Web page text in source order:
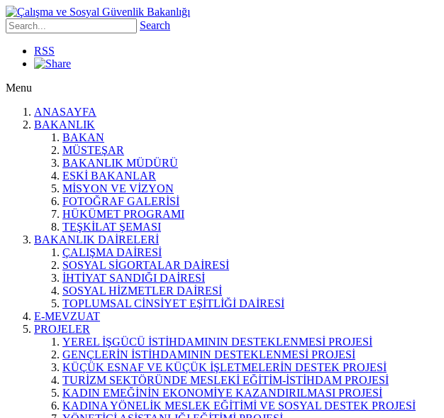
Search
RSS
Menu
ANASAYFA
BAKANLIK
BAKAN
MÜSTEŞAR
BAKANLIK MÜDÜRÜ
ESKİ BAKANLAR
MİSYON VE VİZYON
FOTOĞRAF GALERİSİ
HÜKÜMET PROGRAMI
TEŞKİLAT ŞEMASI
BAKANLIK DAİRELERİ
ÇALIŞMA DAİRESİ
SOSYAL SİGORTALAR DAİRESİ
İHTİYAT SANDIĞI DAİRESİ
SOSYAL HİZMETLER DAİRESİ
TOPLUMSAL CİNSİYET EŞİTLİĞİ DAİRESİ
E-MEVZUAT
PROJELER
YEREL İŞGÜCÜ İSTİHDAMININ DESTEKLENMESİ PROJESİ
GENÇLERİN İSTİHDAMININ DESTEKLENMESİ PROJESİ
KÜÇÜK ESNAF VE KÜÇÜK İŞLETMELERİN DESTEK PROJESİ
TURİZM SEKTÖRÜNDE MESLEKİ EĞİTİM-İSTİHDAM PROJESİ
KADIN EMEĞİNİN EKONOMİYE KAZANDIRILMASI PROJESİ
KADINA YÖNELİK MESLEK EĞİTİMİ VE SOSYAL DESTEK PROJESİ